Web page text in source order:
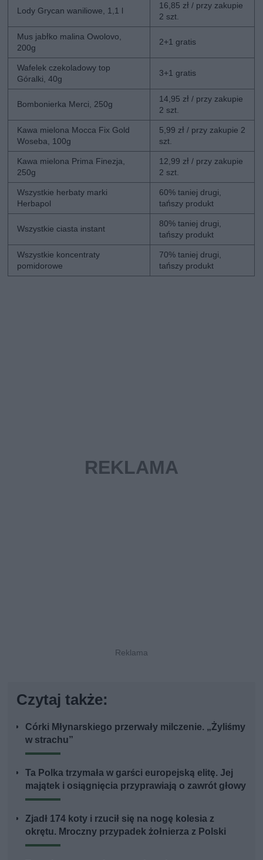
Lody Grycan waniliowe, 1,1 l
16,85 zł / przy zakupie
2 szt.
Mus jabłko malina Owolovo,
200g
2+1 gratis
Wafelek czekoladowy top
Góralki, 40g
3+1 gratis
Bombonierka Merci, 250g
14,95 zł / przy zakupie
2 szt.
Kawa mielona Mocca Fix Gold
Woseba, 100g
5,99 zł / przy zakupie 2
szt.
Kawa mielona Prima Finezja,
250g
12,99 zł / przy zakupie
2 szt.
Wszystkie herbaty marki
Herbapol
60% taniej drugi,
tańszy produkt
Wszystkie ciasta instant
80% taniej drugi,
tańszy produkt
Wszystkie koncentraty
pomidorowe
70% taniej drugi,
tańszy produkt
Czytaj także:
Córki Młynarskiego przerwały milczenie. „Żyliśmy
w strachu”
Ta Polka trzymała w garści europejską elitę. Jej
majątek i osiągnięcia przyprawiają o zawrót głowy
Zjadł 174 koty i rzucił się na nogę kolesia z
okrętu. Mroczny przypadek żołnierza z Polski